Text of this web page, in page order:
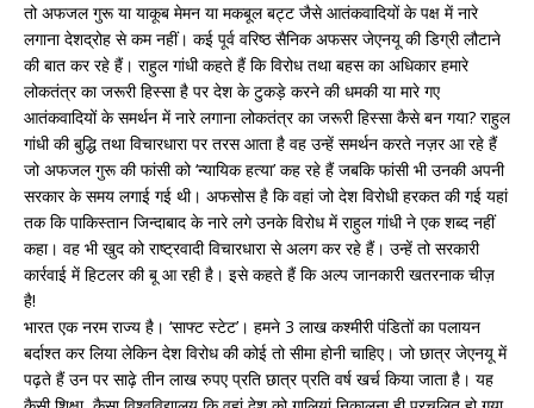
तो अफजल गुरू या याकूब मेमन या मकबूल बट्ट जैसे आतंकवादियों के पक्ष में नारे
लगाना देशद्रोह से कम नहीं। कई पूर्व वरिष्ठ सैनिक अफसर जेएनयू की डिग्री लौटाने
की बात कर रहे हैं। राहुल गांधी कहते हैं कि विरोध तथा बहस का अधिकार हमारे
लोकतंत्र का जरूरी हिस्सा है पर देश के टुकड़े करने की धमकी या मारे गए
आतंकवादियों के समर्थन में नारे लगाना लोकतंत्र का जरूरी हिस्सा कैसे बन गया? राहुल
गांधी की बुद्धि तथा विचारधारा पर तरस आता है वह उन्हें समर्थन करते नज़र आ रहे हैं
जो अफजल गुरू की फांसी को ‘न्यायिक हत्या’ कह रहे हैं जबकि फांसी भी उनकी अपनी
सरकार के समय लगाई गई थी। अफसोस है कि वहां जो देश विरोधी हरकत की गई यहां
तक कि पाकिस्तान जिन्दाबाद के नारे लगे उनके विरोध में राहुल गांधी ने एक शब्द नहीं
कहा। वह भी खुद को राष्ट्रवादी विचारधारा से अलग कर रहे हैं। उन्हें तो सरकारी
कार्रवाई में हिटलर की बू आ रही है। इसे कहते हैं कि अल्प जानकारी खतरनाक चीज़
है!
भारत एक नरम राज्य है। ‘साफ्ट स्टेट’। हमने 3 लाख कश्मीरी पंडितों का पलायन
बर्दाश्त कर लिया लेकिन देश विरोध की कोई तो सीमा होनी चाहिए। जो छात्र जेएनयू में
पढ़ते हैं उन पर साढ़े तीन लाख रुपए प्रति छात्र प्रति वर्ष खर्च किया जाता है। यह